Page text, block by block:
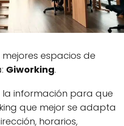
espacios de
Giworking.
información para que
que mejor se adapta
horarios,